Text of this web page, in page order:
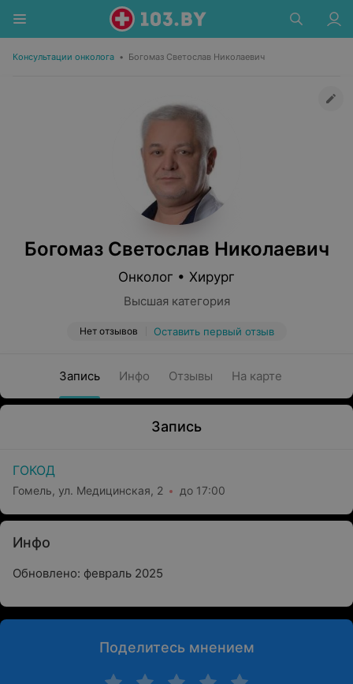
Консультации онколога • Богомаз Светослав Николаевич
Богомаз Светослав Николаевич
Онколог • Хирург
Высшая категория
Нет отзывов Оставить первый отзыв
Запись Инфо Отзывы На карте
Запись
ГОКОД
Гомель, ул. Медицинская, 2 до 17:00
Инфо
Обновлено: февраль 2025
Поделитесь мнением